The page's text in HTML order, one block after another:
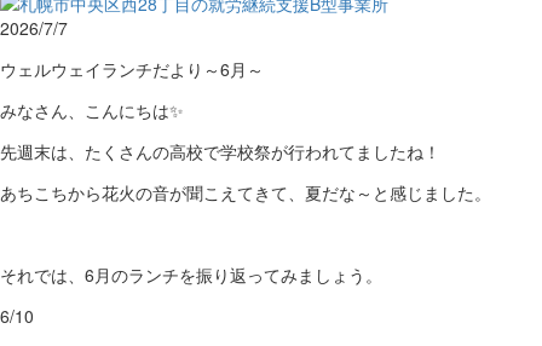
2026/7/7
ウェルウェイランチだより～6月～
みなさん、こんにちは✨
先週末は、たくさんの高校で学校祭が行われてましたね！
あちこちから花火の音が聞こえてきて、夏だな～と感じました。
それでは、6月のランチを振り返ってみましょう。
6/10